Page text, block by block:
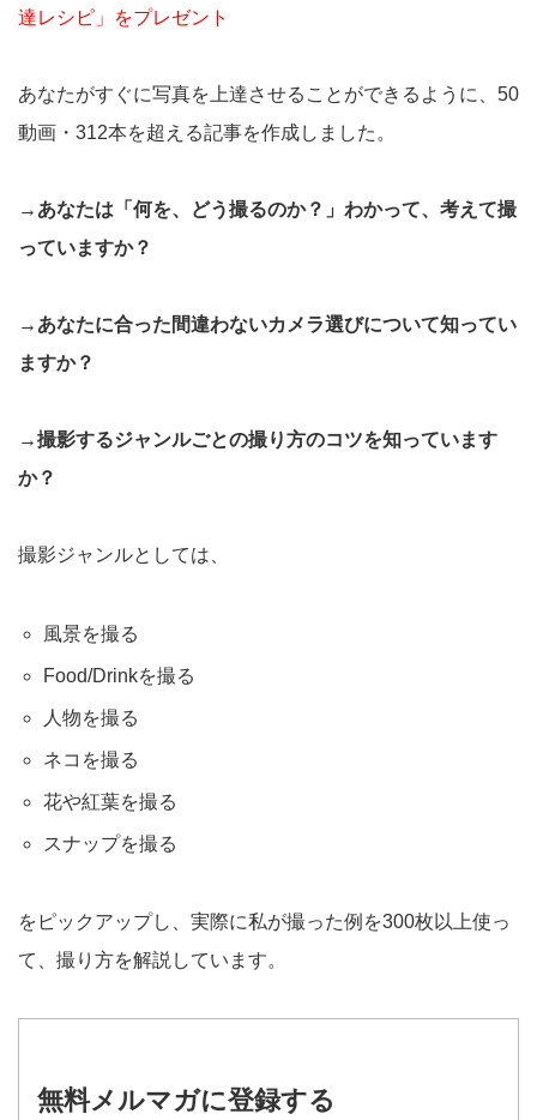
達レシピ」をプレゼント
あなたがすぐに写真を上達させることができるように、50
動画・312本を超える記事を作成しました。
→あなたは「何を、どう撮るのか？」わかって、考えて撮
っていますか？
→あなたに合った間違わないカメラ選びについて知ってい
ますか？
→撮影するジャンルごとの撮り方のコツを知っています
か？
撮影ジャンルとしては、
風景を撮る
Food/Drinkを撮る
人物を撮る
ネコを撮る
花や紅葉を撮る
スナップを撮る
をピックアップし、実際に私が撮った例を300枚以上使っ
て、撮り方を解説しています。
無料メルマガに登録する